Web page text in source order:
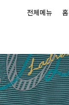
전체메뉴 홈